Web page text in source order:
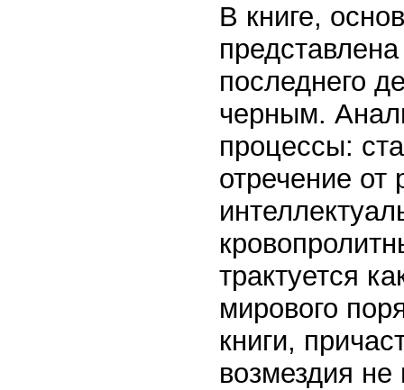
В книге,
последнего
черным.
процессы:
отречение от
трактуется
мирового
книги,
возмездия не